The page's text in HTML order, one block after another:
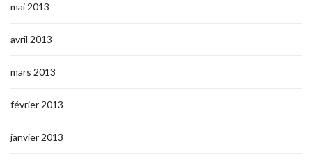
mai 2013
avril 2013
mars 2013
février 2013
janvier 2013